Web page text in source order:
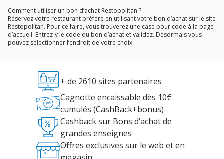
Comment utiliser un bon d’achat Restopolitan ?
Réservez votre restaurant préféré en utilisant votre bon d’achat sur le site
Restopolitan. Pour ce faire, vous trouverez une case pour code à la page
d’accueil. Entrez-y le code du bon d’achat et validez. Désormais vous
pouvez sélectionner l’endroit de votre choix.
+ de 2610 sites partenaires
Cagnotte encaissable dès 10€
cumulés (CashBack+bonus)
Cashback sur Bons d’achat de
grandes enseignes
Offres exclusives sur le web et en